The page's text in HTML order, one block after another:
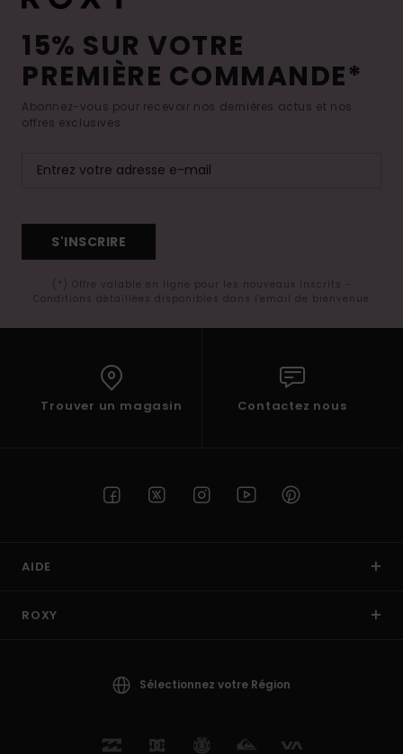
15% SUR VOTRE
PREMIÈRE COMMANDE*
Abonnez-vous pour recevoir nos dernières actus et nos
offres exclusives.
S'INSCRIRE
(*) Offre valable en ligne pour les nouveaux inscrits -
Conditions détaillées disponibles dans l'email de bienvenue
Trouver un magasin Contactez nous
AIDE
ROXY
Sélectionnez votre Région